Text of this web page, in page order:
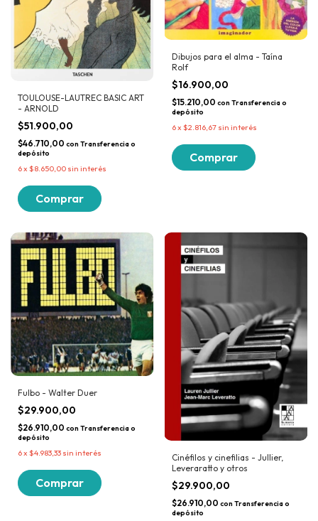
TOULOUSE-LAUTREC BASIC ART
- ARNOLD
$51.900,00
$46.710,00 con Transferencia o
depósito
6x $8.650,00 sin interés
Dibujos para el alma - Taína
Rolf
$16.900,00
$15.210,00 con Transferencia o
depósito
6x $2.816,67 sin interés
Fulbo - Walter Duer
$29.900,00
$26.910,00 con Transferencia o
depósito
6x $4.983,33 sin interés
Cinéfilos y cinefilias - Jullier,
Leveraratto y otros
$29.900,00
$26.910,00 con Transferencia o
depósito